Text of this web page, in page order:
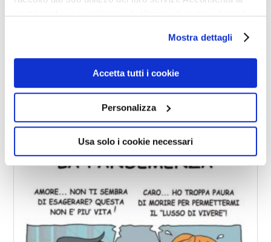
nostri cookie se continua ad utilizzare il nostro sito web.
Mostra dettagli
Accetta tutti i cookie
Personalizza
Usa solo i cookie necessari
FALLITO UN CRIMINE
SE NE INVENTA UN ALTRO:
DAL TERRORISMO AMBIENTALISTA
A QUELLO MEDIATICO-SANITARIO